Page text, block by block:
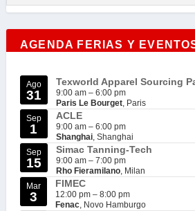
AGENDA FERIAS Y
Ago
31
Texworld Apparel Sourcing
9:00 am – 6:00 pm
Paris Le Bourget, Paris
Sep
1
ACLE
9:00 am – 6:00 pm
Shanghai, Shanghai
Sep
15
Simac Tanning-Tech
9:00 am – 7:00 pm
Rho Fieramilano, Milan
Mar
3
FIMEC
12:00 pm – 8:00 pm
Fenac, Novo Hamburgo